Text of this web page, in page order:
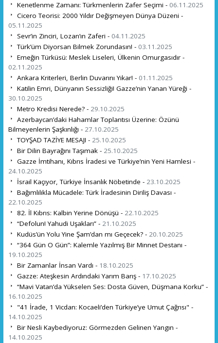
Kenetlenme Zamanı: Türkmenlerin Zafer Seçimi - 06.11.2025
Cicero Teorisi: 2000 Yıldır Değişmeyen Dünya Düzeni -
05.11.2025
Sevr’in Zinciri, Lozan’ın Zaferi - 04.11.2025
Türk’üm Diyorsan Bilmek Zorundasın! - 03.11.2025
Emeğin Türküsü: Meslek Liseleri, Ülkenin Omurgasıdır -
02.11.2025
Ankara Kriterleri, Berlin Duvarını Yıkar! - 01.11.2025
Katilin Emri, Dünyanın Sessizliği! Gazze’nin Yanan Yüreği -
30.10.2025
Metro Kredisi Nerede? - 29.10.2025
Azerbaycan’daki Hahamlar Toplantısı Üzerine: Özünü
Bilmeyenlerin Şaşkınlığı - 27.10.2025
TOYŞAD TAZİYE MESAJI - 25.10.2025
Bir Dilin Bayrağını Taşımak - 25.10.2025
Gazze İmtihanı, Kıbrıs İradesi ve Türkiye’nin Yeni Hamlesi -
24.10.2025
İsrail Kaçıyor, Türkiye İnsanlık Nöbetinde - 23.10.2025
Bağımlılıkla Mücadele: Türk İradesinin Diriliş Davası -
22.10.2025
82. İl Kıbrıs: Kalbin Yerine Dönüşü - 22.10.2025
“Defolun! Yahudi Uşakları” - 21.10.2025
Kudüs’ün Yolu Yine Şam’dan mı Geçecek? - 20.10.2025
“364 Gün O Gün”: Kalemle Yazılmış Bir Minnet Destanı -
19.10.2025
Bir Zamanlar İnsan Vardı - 18.10.2025
Gazze: Ateşkesin Ardındaki Yarım Barış - 17.10.2025
“Mavi Vatan’da Yükselen Ses: Dosta Güven, Düşmana Korku” -
16.10.2025
"41 İrade, 1 Vicdan: Kocaeli’den Türkiye’ye Umut Çağrısı" -
14.10.2025
Bir Nesli Kaybediyoruz: Görmezden Gelinen Yangın -
14.10.2025